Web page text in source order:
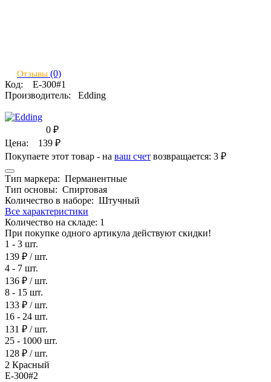
Отзывы (0)
Код: E-300#1
Производитель: Edding
0 ₽
Цена: 139 ₽
Покупаете этот товар - на ваш счет возвращается: 3 ₽
Тип маркера: Перманентные
Тип основы: Спиртовая
Количество в наборе: Штучный
Все характеристики
Количество на складе: 1
При покупке одного артикула действуют скидки!
1 - 3 шт.
139 ₽ / шт.
4 - 7 шт.
136 ₽ / шт.
8 - 15 шт.
133 ₽ / шт.
16 - 24 шт.
131 ₽ / шт.
25 - 1000 шт.
128 ₽ / шт.
2 Красный
E-300#2